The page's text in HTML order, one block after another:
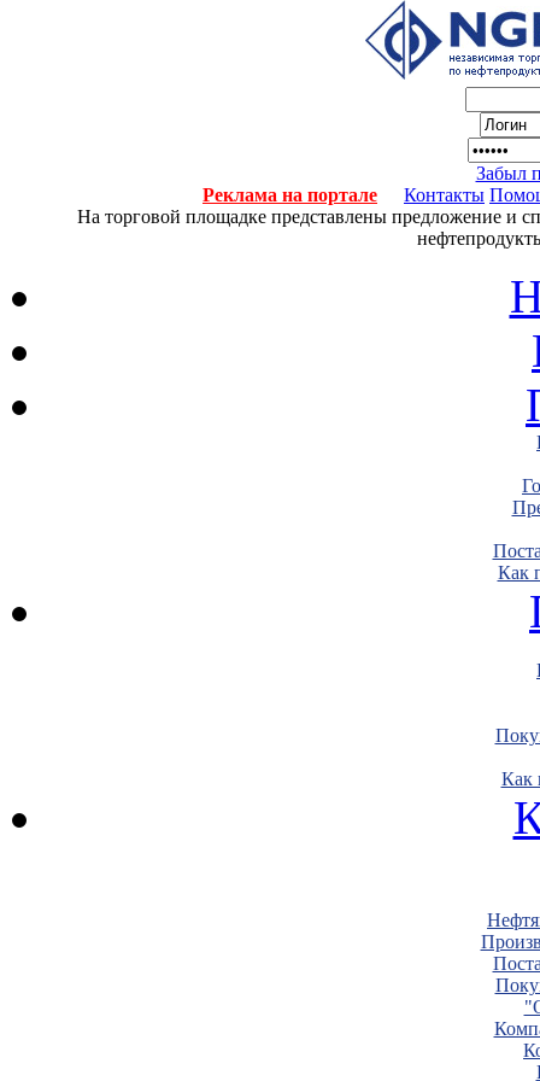
Забыл
Реклама на портале
Контакты
На торговой площадке представлены предложение и
Как
Как